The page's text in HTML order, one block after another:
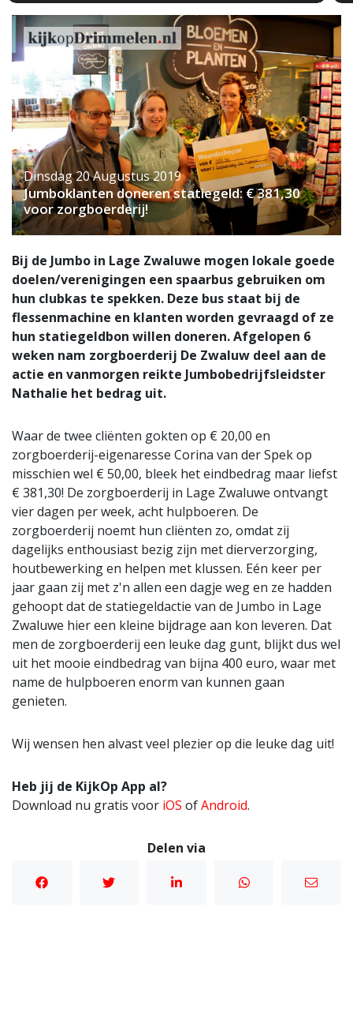
Dinsdag 20 Augustus 2019
Jumboklanten doneren statiegeld: € 381,30
voor zorgboerderij!
Bij de Jumbo in Lage Zwaluwe mogen lokale goede
doelen/verenigingen een spaarbus gebruiken om
hun clubkas te spekken. Deze bus staat bij de
flessenmachine en klanten worden gevraagd of ze
hun statiegeldbon willen doneren. Afgelopen 6
weken nam zorgboerderij De Zwaluw deel aan de
actie en vanmorgen reikte Jumbobedrijfsleidster
Nathalie het bedrag uit.
Waar de twee cliënten gokten op € 20,00 en
zorgboerderij-eigenaresse Corina van der Spek op
misschien wel € 50,00, bleek het eindbedrag maar liefst
€ 381,30! De zorgboerderij in Lage Zwaluwe ontvangt
vier dagen per week, acht hulpboeren. De
zorgboerderij noemt hun cliënten zo, omdat zij
dagelijks enthousiast bezig zijn met dierverzorging,
houtbewerking en helpen met klussen. Eén keer per
jaar gaan zij met z'n allen een dagje weg en ze hadden
gehoopt dat de statiegeldactie van de Jumbo in Lage
Zwaluwe hier een kleine bijdrage aan kon leveren. Dat
men de zorgboerderij een leuke dag gunt, blijkt dus wel
uit het mooie eindbedrag van bijna 400 euro, waar met
name de hulpboeren enorm van kunnen gaan
genieten.
Wij wensen hen alvast veel plezier op die leuke dag uit!
Heb jij de KijkOp App al?
Download nu gratis voor iOS ofAndroid.
Delen via